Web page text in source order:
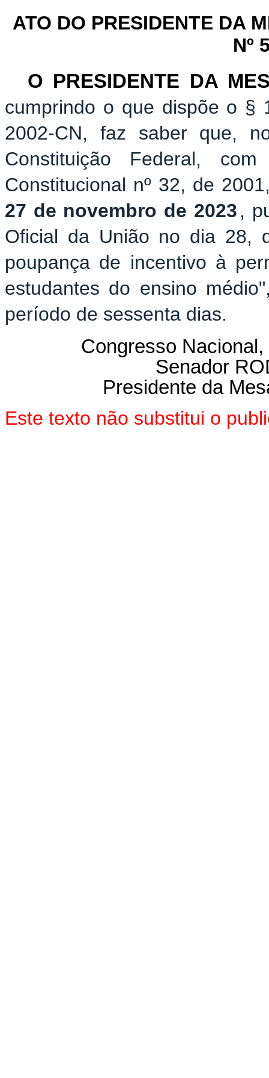
ATO DO PRESIDENTE DA
Nº
O PRESIDENTE DA
cumprindo o que dispõe o §
2002-CN, faz saber que,
Constituição Federal,
Constitucional nº 32, de
27 de novembro de 2023 ,
Oficial da União no dia 28,
poupança de incentivo à
estudantes do ensino
período de sessenta dias.
Congresso
Senador
Presidente da
Este texto não substitui o